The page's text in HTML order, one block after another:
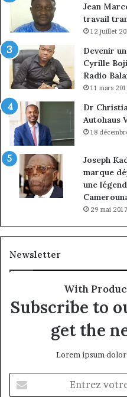
Jean
travail
12 juillet
Devenir
Cyrille
Radio
11 mars
Dr
Autohaus
18
Joseph
marque
une
29 mai 2017
Newsletter
With
Subscribe to
get the
Lorem ipsum
votre